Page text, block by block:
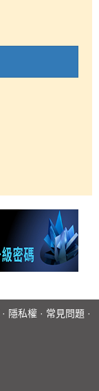
· 隱私權 · 常見問題 ·